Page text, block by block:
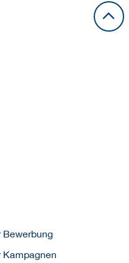
Bewerbung
Kampagnen